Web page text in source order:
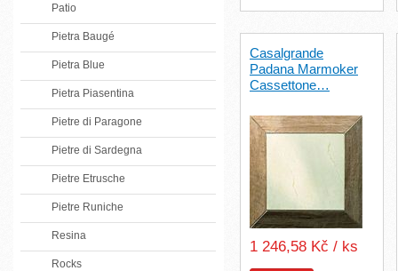
Patio
Pietra Baugé
Pietra Blue
Pietra Piasentina
Pietre di Paragone
Pietre di Sardegna
Pietre Etrusche
Pietre Runiche
Resina
Rocks
Casalgrande
Padana Marmoker
Cassettone…
1 246,58 Kč / ks